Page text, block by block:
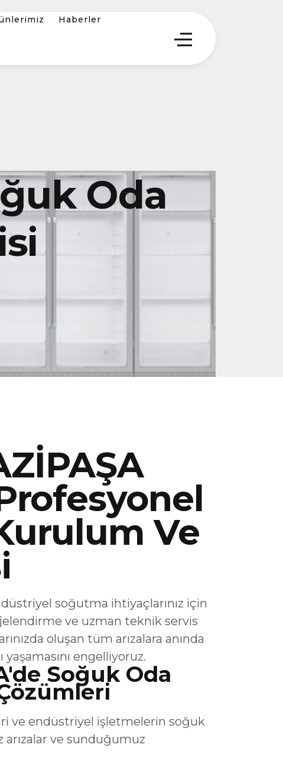
Haberler
Oda
Ve
soğutma ihtiyaçlarınız için
ve uzman teknik servis
oluşan tüm arızalara anında
engelliyoruz.
Soğuk Oda
ve endüstriyel işletmelerin soğuk
arızalar ve sunduğumuz